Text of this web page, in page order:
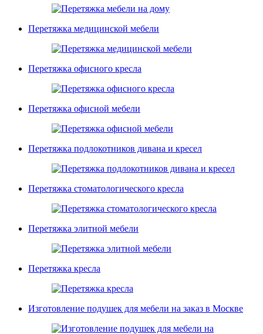
Перетяжка медицинской мебели
Перетяжка офисного кресла
Перетяжка офисной мебели
Перетяжка подлокотников дивана и кресел
Перетяжка стоматологического кресла
Перетяжка элитной мебели
Перетяжка кресла
Изготовление подушек для мебели на заказ в Москве